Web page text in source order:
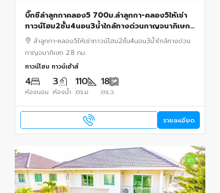
บิ๊กซีลำลูกกาคลอง5 700ม.ลำลูกกา-คลอง5ให้เช่า
ทาวน์โฮม2ชั้น4นอน3น้ำใกล้ทางด่วนกาญจนาภิเษก
2.8 กม.โฮมโปรคลอง 5 900 ม.ตลาดเอซีคลอง 4
2.6 กม.
ลำลูกกา-คลอง5ให้เช่าทาวน์โฮม2ชั้น4นอน3น้ำใกล้ทางด่วน
กาญจนาภิเษก 2.8 กม.
ทาวน์โฮม ทาวน์เฮ้าส์
4
ห้องนอน
3
ห้องน้ำ
110
ตร.ม.
18
ตร.ว.
รายละเอียด
เช่า